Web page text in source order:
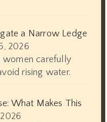
a Narrow Ledge
2026
carefully
rising water.
What Makes This